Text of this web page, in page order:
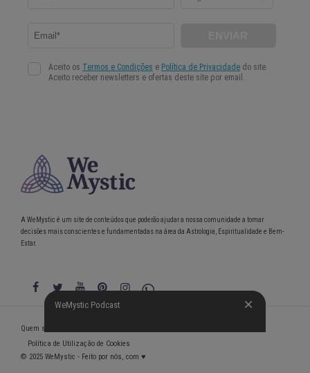
WeMystic Podcast
A WeMystic é um site de conteúdos que poderão ajudar a nossa comunidade a tomar
decisões mais conscientes e fundamentadas na área da Astrologia, Espiritualidade e Bem-
Estar.
WeMystic Podcast
Quem somos
Política de Utilização de Cookies
© 2025 WeMystic - Feito por nós, com ♥